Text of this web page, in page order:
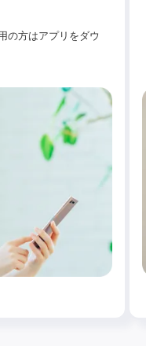
の方はアプリをダウ